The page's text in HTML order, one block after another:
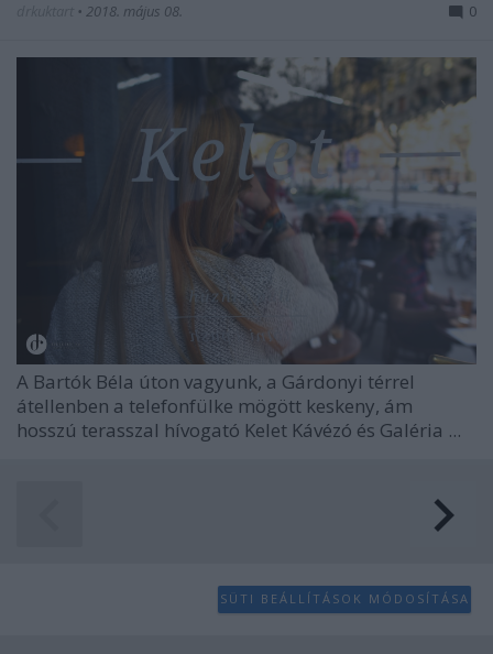
• 2018. május 08. 0
A Bartók Béla úton vagyunk, a Gárdonyi térrel
átellenben a telefonfülke mögött keskeny, ám
hosszú terasszal hívogató Kelet Kávézó és Galéria ...
SÜTI BEÁLLÍTÁSOK MÓDOSÍTÁSA